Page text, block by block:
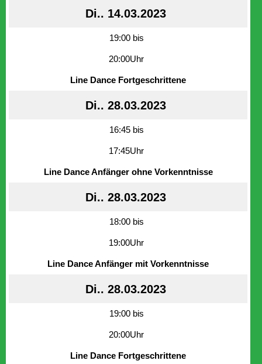
Di.. 14.03.2023
19:00 bis
20:00Uhr
Line Dance Fortgeschrittene
Di.. 28.03.2023
16:45 bis
17:45Uhr
Line Dance Anfänger ohne Vorkenntnisse
Di.. 28.03.2023
18:00 bis
19:00Uhr
Line Dance Anfänger mit Vorkenntnisse
Di.. 28.03.2023
19:00 bis
20:00Uhr
Line Dance Fortgeschrittene